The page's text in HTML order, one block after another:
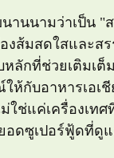
านนามว่าเป็น "
องส้มสดใสและ
หลักที่ช่วยเติมเ
ห้กับอาหารเอเชี
ใช่แค่เครื่องเทศ
อดซูเปอร์ฟู้ดที่ดู